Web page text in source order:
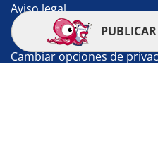
Aviso legal
Política de cookies
Cambiar opciones de